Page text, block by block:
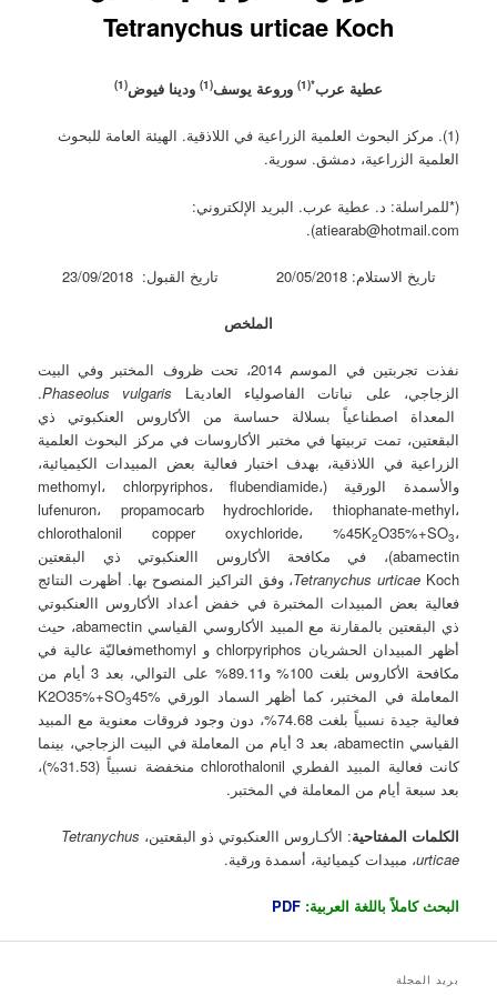
Tetranychus urticae Koch
عطية عرب*(1) وروعة يوسف(1) ودينا فيوض(1)
(1). مركز البحوث العلمية الزراعية في اللاذقية. الهيئة العامة للبحوث
العلمية الزراعية، دمشق. سورية.
(*للمراسلة: د. عطية عرب. البريد الإلكتروني:
atiearab@hotmail.com).
تاريخ الاستلام: 20/05/2018 تاريخ القبول: 23/09/2018
الملخص
نفذت تجربتين في الموسم 2014، تحت ظروف المختبر وفي البيت
الزجاجي، على نباتات الفاصولياء العادية
Phaseolus vulgaris
L.
المعداة اصطناعياً بسلالة حساسة من الأكاروس العنكبوتي ذي
البقعتين، تمت تربيتها في مختبر الأكاروسات في مركز البحوث العلمية
الزراعية في اللاذقية، بهدف اختبار فعالية بعض المبيدات الكيميائية،
والأسمدة الورقية (methomyl، chlorpyriphos، flubendiamide،
lufenuron، propamocarb hydrochloride، thiophanate-methyl،
chlorothalonil copper oxychloride، %45K2O35%+SO3،
(abamectin، في مكافحة الأكاروس االعنكبوتي ذي البقعتين
Tetranychus urticaeKoch، وفق التراكيز المنصوح بها. أظهرت النتائج
فعالية بعض المبيدات المختبرة في خفض أعداد الأكاروس االعنكبوتي
ذي البقعتين بالمقارنة مع المبيد الأكاروسي القياسي abamectin، حيث
أظهر المبيدان الحشريان chlorpyriphos و methomylفعاليّة عالية في
مكافحة الأكاروس بلغت 100% و89.11% على التوالي، بعد 3 أيام من
المعاملة في المختبر، كما أظهر السماد الورقي K2O35%+SO
345%
فعالية جيدة نسبياً بلغت 74.68%، دون وجود فروقات معنوية مع المبيد
القياسي abamectin، بعد 3 أيام من المعاملة في البيت الزجاجي، بينما
كانت فعالية المبيد الفطري chlorothalonil منخفضة نسبياً (31.53%)،
بعد سبعة أيام من المعاملة في المختبر.
الكلمات المفتاحية: ﺍﻷكـﺎﺭﻭﺱ االعنكبوتي ذو البقعتين، Tetranychus
urticae، مبيدات كيميائية، أسمدة ورقية.
البحث كاملاً باللغة العربية:PDF
بريد المجلة